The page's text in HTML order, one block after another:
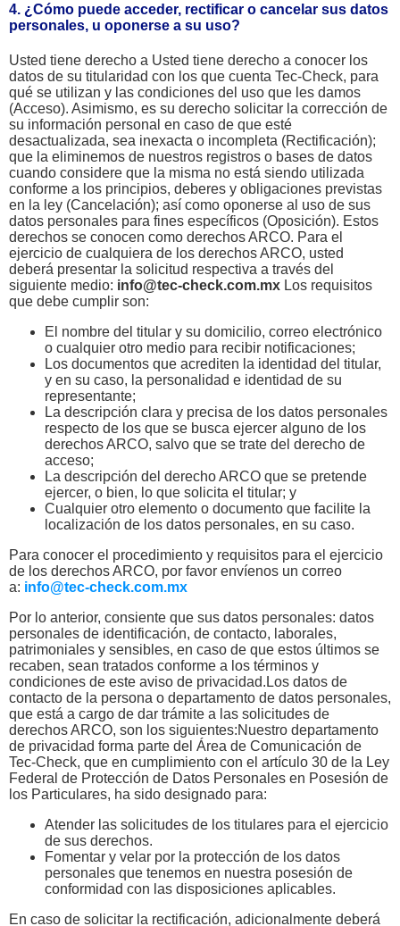
4. ¿Cómo puede acceder, rectificar o cancelar sus datos
personales, u oponerse a su uso?
Usted tiene derecho a Usted tiene derecho a conocer los
datos de su titularidad con los que cuenta Tec-Check, para
qué se utilizan y las condiciones del uso que les damos
(Acceso). Asimismo, es su derecho solicitar la corrección de
su información personal en caso de que esté
desactualizada, sea inexacta o incompleta (Rectificación);
que la eliminemos de nuestros registros o bases de datos
cuando considere que la misma no está siendo utilizada
conforme a los principios, deberes y obligaciones previstas
en la ley (Cancelación); así como oponerse al uso de sus
datos personales para fines específicos (Oposición). Estos
derechos se conocen como derechos ARCO. Para el
ejercicio de cualquiera de los derechos ARCO, usted
deberá presentar la solicitud respectiva a través del
siguiente medio: info@tec-check.com.mx Los requisitos
que debe cumplir son:
El nombre del titular y su domicilio, correo electrónico
o cualquier otro medio para recibir notificaciones;
Los documentos que acrediten la identidad del titular,
y en su caso, la personalidad e identidad de su
representante;
La descripción clara y precisa de los datos personales
respecto de los que se busca ejercer alguno de los
derechos ARCO, salvo que se trate del derecho de
acceso;
La descripción del derecho ARCO que se pretende
ejercer, o bien, lo que solicita el titular; y
Cualquier otro elemento o documento que facilite la
localización de los datos personales, en su caso.
Para conocer el procedimiento y requisitos para el ejercicio
de los derechos ARCO, por favor envíenos un correo
a: info@tec-check.com.mx
Por lo anterior, consiente que sus datos personales: datos
personales de identificación, de contacto, laborales,
patrimoniales y sensibles, en caso de que estos últimos se
recaben, sean tratados conforme a los términos y
condiciones de este aviso de privacidad.Los datos de
contacto de la persona o departamento de datos personales,
que está a cargo de dar trámite a las solicitudes de
derechos ARCO, son los siguientes:Nuestro departamento
de privacidad forma parte del Área de Comunicación de
Tec-Check, que en cumplimiento con el artículo 30 de la Ley
Federal de Protección de Datos Personales en Posesión de
los Particulares, ha sido designado para:
Atender las solicitudes de los titulares para el ejercicio
de sus derechos.
Fomentar y velar por la protección de los datos
personales que tenemos en nuestra posesión de
conformidad con las disposiciones aplicables.
En caso de solicitar la rectificación, adicionalmente deberá